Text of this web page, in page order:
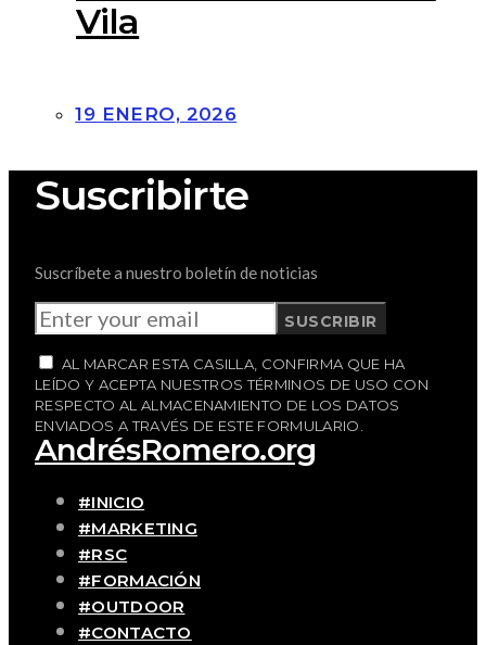
Vila
19 ENERO, 2026
Suscribirte
Suscríbete a nuestro boletín de noticias
SUSCRIBIR
AL MARCAR ESTA CASILLA, CONFIRMA QUE HA
LEÍDO Y ACEPTA NUESTROS TÉRMINOS DE USO CON
RESPECTO AL ALMACENAMIENTO DE LOS DATOS
ENVIADOS A TRAVÉS DE ESTE FORMULARIO.
AndrésRomero.org
#INICIO
#MARKETING
#RSC
#FORMACIÓN
#OUTDOOR
#CONTACTO